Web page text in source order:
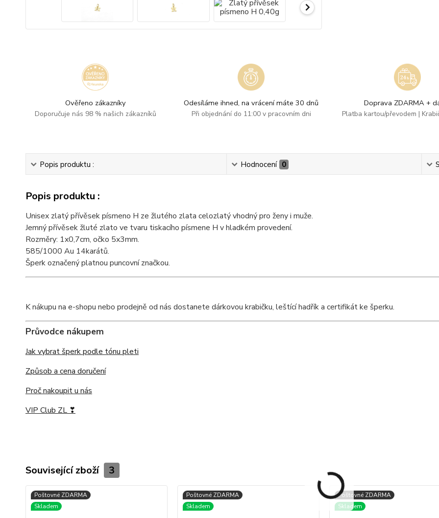
Ověřeno zákazníky
Doporučuje nás 98 % našich zákazníků
Odesíláme ihned, na vrácení máte 30 dnů
Při objednání do 11:00 v pracovním dni
Doprava ZDARMA +
Platba kartou/převodem |
Popis produktu : Hodnocení 0
Popis produktu :
Unisex zlatý přívěsek písmeno H ze žlutého zlata celozlatý vhodný pro ženy i muže.
Jemný přívěsek žluté zlato ve tvaru tiskacího písmene H v hladkém provedení.
Rozměry: 1x0,7cm, očko 5x3mm.
585/1000 Au 14karátů.
Šperk označený platnou puncovní značkou.
K nákupu na e-shopu nebo prodejně od nás dostanete dárkovou krabičku, leštící hadřík a certifikát ke šperku.
Průvodce nákupem
Jak vybrat šperk podle tónu pleti
Způsob a cena doručení
Proč nakoupit u nás
VIP Club ZL ❣
Související zboží 3